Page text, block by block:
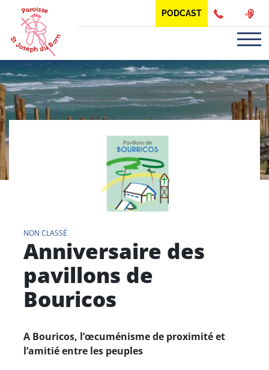
PODCAST
NON CLASSÉ
Anniversaire des
pavillons de
Bouricos
A Bouricos, l’œcuménisme de proximité et
l’amitié entre les peuples
Panneau de gestion des cookies